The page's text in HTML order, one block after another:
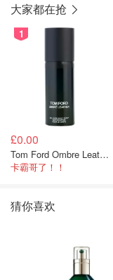
大家都在抢
1
£0.00
Tom Ford Ombre Leather 身体喷雾 150ml
卡霸哥了！！
猜你喜欢